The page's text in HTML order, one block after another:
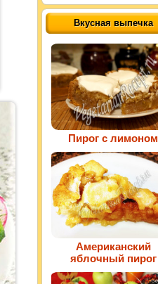
Вкусная выпечка
Пирог с лимоном
Американский
яблочный пирог